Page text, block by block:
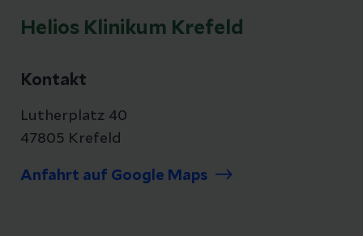
Helios Klinikum Krefeld
Kontakt
Lutherplatz 40
47805 Krefeld
Anfahrt auf Google Maps